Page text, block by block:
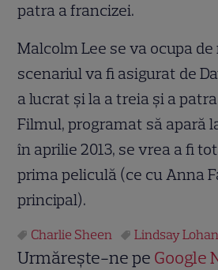
patra a francizei.
Malcolm Lee se va ocupa
scenariul va fi asigurat de
a lucrat şi la a treia şi a
Filmul, programat să apară
în aprilie 2013, se vrea a fi
prima peliculă (ce cu Anna
principal).
Charlie Sheen Lindsay Lohan
Urmărește-ne pe Google